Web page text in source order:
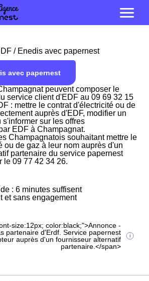
/ Enedis avec papernest
avec papernest
peuvent composer le
service client d'EDF au 09 69 32 15
: mettre le contrat d'électricité ou de
auprès d'EDF, modifier un
s'informer sur les offres
EDF à Champagnat.
Champagnatois souhaitant mettre le
ou de gaz à leur nom auprès d'un
partenaire du service papernest
le 09 77 42 34 26.
: 6 minutes suffisent
et sans engagement
size:12px; color:black;">Annonce -
partenaire d'Erdf. Service papernest
auprès d'un fournisseur alternatif
partenaire.</span>